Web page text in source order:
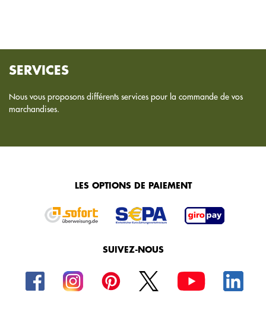
SERVICES
Nous vous proposons différents services pour la commande de vos
marchandises.
LES OPTIONS DE PAIEMENT
SUIVEZ-NOUS